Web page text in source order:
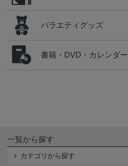
バラエティグッズ
書籍・DVD・カレンダー
一覧から探す
カテゴリから探す